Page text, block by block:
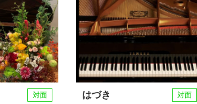
対面 はづき 対面